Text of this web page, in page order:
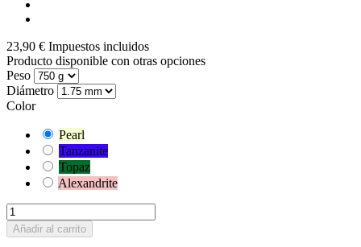
23,90 € Impuestos incluidos
Producto disponible con otras opciones
Peso
Diámetro
Color
Pearl
Tanzanite
Topaz
Alexandrite
Añadir al carrito